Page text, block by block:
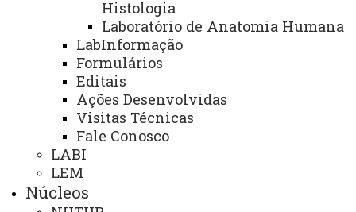
Histologia
Laboratório de Anatomia Humana
LabInformação
Formulários
Editais
Ações Desenvolvidas
Visitas Técnicas
Fale Conosco
LABI
LEM
Núcleos
PROGRAMAS INSTITUCIONAIS
PEL - Programa de Ensino de Línguas
PEE - Educação Especial
PIBID - Bolsas de Iniciação à Docência
PEIEX - Programa de Qualificação para Exportação